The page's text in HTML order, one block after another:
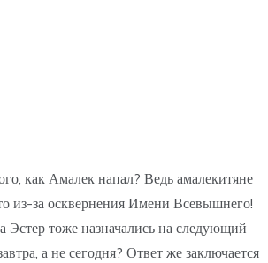
как Амалек напал? Ведь амалекитяне
из-за осквернения Имени Всевышнего!
тоже назначались на следующий
а не сегодня? Ответ же заключается